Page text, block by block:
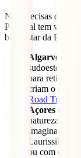
Não precisas de
Portugal tem vindo
bem-estar da Europa.
Algarve e
sudoeste
para retiros.
criam o
Road Trip
Açores e
natureza
Imagina
Laurissilva.
ou com o